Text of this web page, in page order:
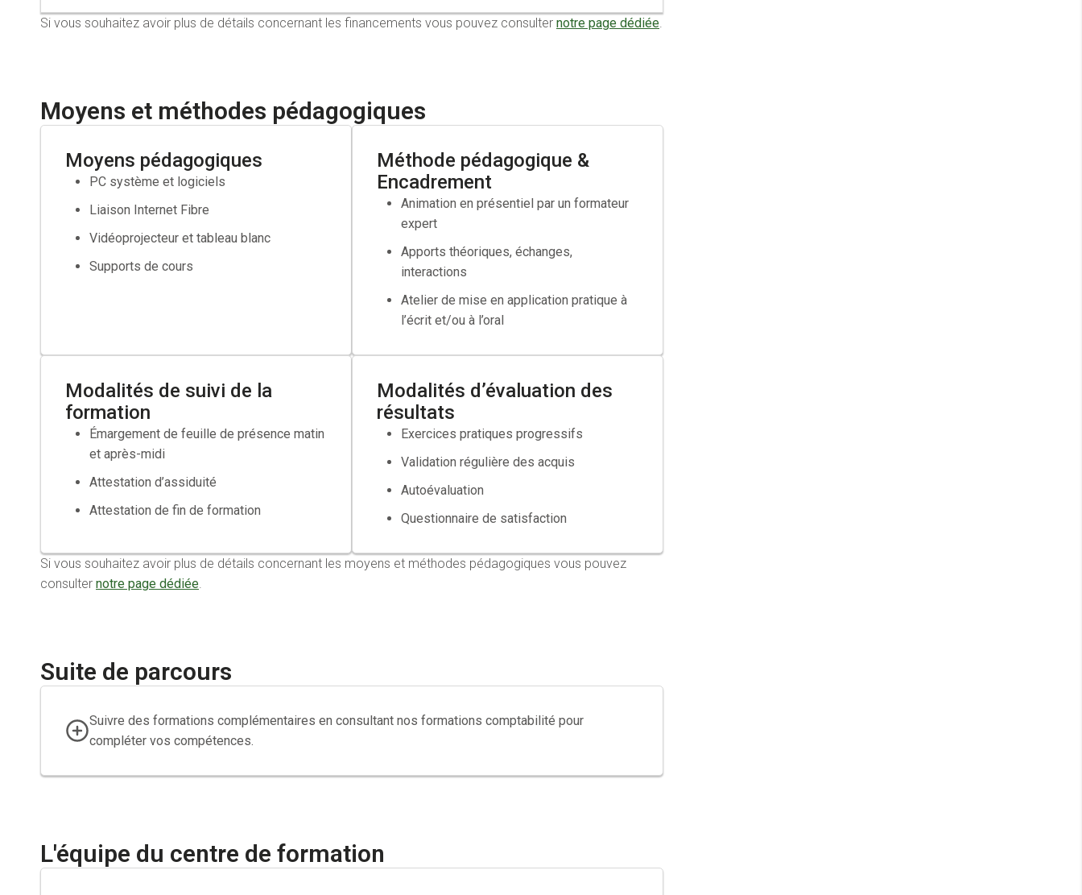
Faire valider votre projet par votre conseiller Pole Emploi
Propre à chaque entreprise
sont pas suffisante.
Établir la fiche de poste
Réaliser le positionnement du candidat
Élaborer un parcours formation
Faire valider votre projet par votre conseiller France Travail
Si besoin faire une demande de cofinancement auprès de votre OPCO
Si vous souhaitez avoir plus de détails concernant les financements vous pouvez consulter notre page dédiée.
Moyens et méthodes pédagogiques
Moyens pédagogiques
PC système et logiciels
Liaison Internet Fibre
Vidéoprojecteur et tableau blanc
Supports de cours
Méthode pédagogique &
Encadrement
Animation en présentiel par un formateur
expert
Apports théoriques, échanges,
interactions
Atelier de mise en application pratique à
l’écrit et/ou à l’oral
Modalités de suivi de la
formation
Émargement de feuille de présence matin
et après-midi
Attestation d’assiduité
Attestation de fin de formation
Modalités d’évaluation des
résultats
Exercices pratiques progressifs
Validation régulière des acquis
Autoévaluation
Questionnaire de satisfaction
Si vous souhaitez avoir plus de détails concernant les moyens et méthodes pédagogiques vous pouvez
consulter notre page dédiée.
Suite de parcours
Suivre des formations complémentaires en consultant nos formations comptabilité pour
compléter vos compétences.
L'équipe du centre de formation